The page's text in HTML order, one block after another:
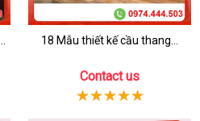
18 Mẫu thiết kế cầu thang...
Contact us